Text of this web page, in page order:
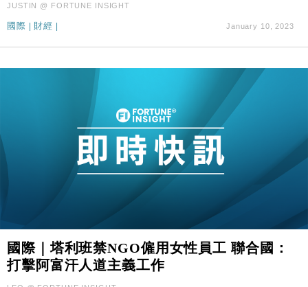
16:47
損失近6900萬元
財經｜恒隆10月換帥 玩具「反」斗城亞洲CEO蔡德
財經｜韓股反覆波動收跌 連挫7周創逾3年最長跌勢
財經｜內地7月美元計價出口增近24%勝預期 貿易順
差達1125億美元
財經｜日本春季三度入市撐日圓 4月單日斥6.28萬億
國際｜特朗普料美伊戰事快結束 承認部分彈藥庫存緊
15:59
財經｜SA售股自救後再出手 斥4億美元押注未上市公
司
JUSTIN @ FORTUNE INSIGHT
國際 財經 January 10, 2023
國際｜塔利班禁NGO僱用女性員工 聯合國：
打擊阿富汗人道主義工作